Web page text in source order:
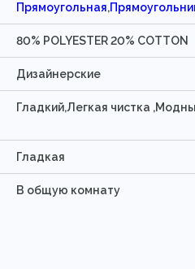
Прямоугольная,
80% POLYESTER 20% COTTON
Дизайнерские
Гладкий,Легкая чистка
Гладкая
В общую комнату